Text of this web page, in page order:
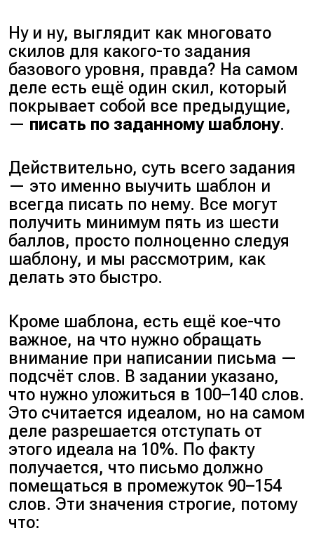
Ну и ну, выглядит как многовато
скилов для какого-то задания
базового уровня, правда? На самом
деле есть ещё один скил, который
покрывает собой все предыдущие,
— писать по заданному шаблону.
Действительно, суть всего задания
— это именно выучить шаблон и
всегда писать по нему. Все могут
получить минимум пять из шести
баллов, просто полноценно следуя
шаблону, и мы рассмотрим, как
делать это быстро.
Кроме шаблона, есть ещё кое-что
важное, на что нужно обращать
внимание при написании письма —
подсчёт слов. В задании указано,
что нужно уложиться в 100–140 слов.
Это считается идеалом, но на самом
деле разрешается отступать от
этого идеала на 10%. По факту
получается, что письмо должно
помещаться в промежуток 90–154
слов. Эти значения строгие, потому
что: